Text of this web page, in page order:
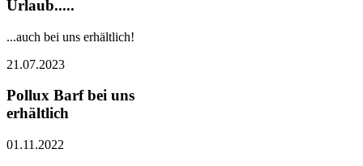
Urlaub.....
...auch bei uns erhältlich!
21.07.2023
Pollux Barf bei uns
erhältlich
01.11.2022